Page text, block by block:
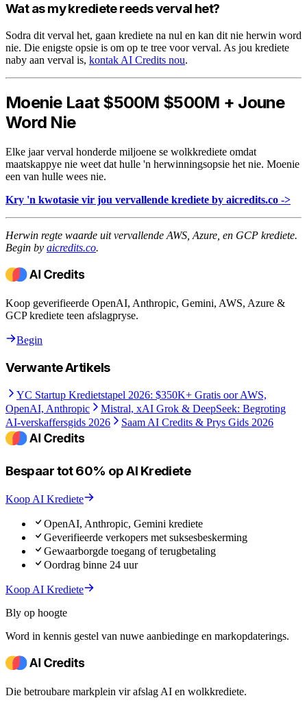
Wat as my krediete reeds verval het?
Sodra dit verval het, gaan krediete na nul en kan dit nie herwin word
nie. Die enigste opsie is om op te tree voor verval. As jou krediete
naby aan verval is, kontak AI Credits nou.
Moenie Laat $500M $500M + Joune
Word Nie
Elke jaar verval honderde miljoene se wolkkrediete omdat
maatskappye nie weet dat hulle 'n herwinningsopsie het nie. Moenie
een van hulle wees nie.
Kry 'n kwotasie vir jou vervallende krediete by aicredits.co ->
Herwin regte waarde uit vervallende AWS, Azure, en GCP krediete.
Begin by aicredits.co.
Koop geverifieerde OpenAI, Anthropic, Gemini, AWS, Azure &
GCP krediete teen afslagpryse.
Begin
Verwante Artikels
YC Startup Kredietstapel 2026: $350K+ Gratis oor AWS,
OpenAI, Anthropic
Mistral, xAI Grok & DeepSeek: Begroting
AI-verskaffersgids 2026
Saam AI Credits & Prys Gids 2026
Bespaar tot 60% op AI Krediete
Koop AI Krediete
OpenAI, Anthropic, Gemini krediete
Geverifieerde verkopers met suksesbeskerming
Gewaarborgde toegang of terugbetaling
Oordrag binne 24 uur
Koop AI Krediete
Bly op hoogte
Word in kennis gestel van nuwe aanbiedinge en markopdaterings.
Die betroubare markplein vir afslag AI en wolkkrediete.